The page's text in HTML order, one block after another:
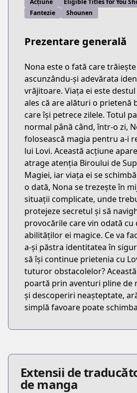
Acțiune
Eligible Titles for You
Fantezie
Shounen
Prezentare generală
Nona este o fată care
ascunzându-și adevărata
vrăjitoare. Viața ei este
ales că are alături o prietenă
care își petrece zilele. Totul
normal până când, într-o zi,
folosească magia pentru a-i
lui Lovi. Această acțiune
atrage atenția Biroului de
Magiei, iar viața ei se
o dată, Nona se trezește în
situații complicate, unde
protejeze secretul și să
provocările care vin odată cu
abilităților ei magice. Ce va
a-și păstra identitatea în
să își continue prietenia cu
tuturor obstacolelor?
poartă prin aventuri pline de
și descoperiri neașteptate,
simplă favoare poate
Extensii de
de manga